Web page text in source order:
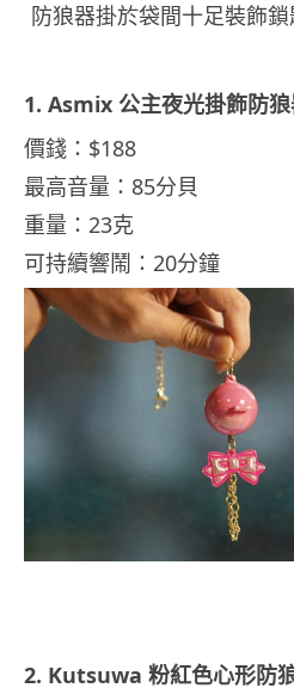
防狼器掛於袋間十足裝飾
1. Asmix 公主夜光掛飾防
價錢：$188
最高音量：85分貝
重量：23克
可持續響鬧：20分鐘
2. Kutsuwa 粉紅色心形防